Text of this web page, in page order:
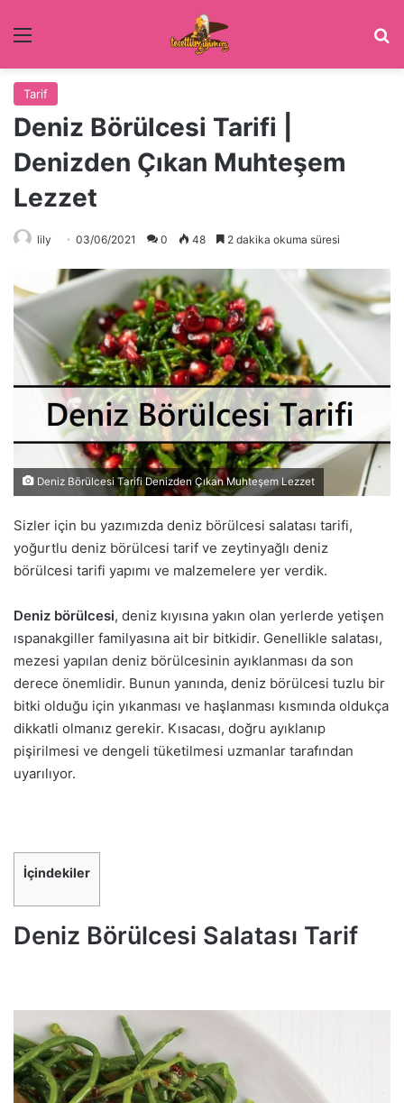
Menü
Tarif
Deniz Börülcesi Tarifi |
Denizden Çıkan Muhteşem
Lezzet
lily 03/06/2021 0 48 2 dakika okuma süresi
Deniz Börülcesi Tarifi Denizden Çıkan Muhteşem Lezzet
Sizler için bu yazımızda deniz börülcesi salatası tarifi,
yoğurtlu deniz börülcesi tarif ve zeytinyağlı deniz
börülcesi tarifi yapımı ve malzemelere yer verdik.
Deniz börülcesi, deniz kıyısına yakın olan yerlerde yetişen
ıspanakgiller familyasına ait bir bitkidir. Genellikle salatası,
mezesi yapılan deniz börülcesinin ayıklanması da son
derece önemlidir. Bunun yanında, deniz börülcesi tuzlu bir
bitki olduğu için yıkanması ve haşlanması kısmında oldukça
dikkatli olmanız gerekir. Kısacası, doğru ayıklanıp
pişirilmesi ve dengeli tüketilmesi uzmanlar tarafından
uyarılıyor.
İçindekiler
Deniz Börülcesi Salatası Tarif